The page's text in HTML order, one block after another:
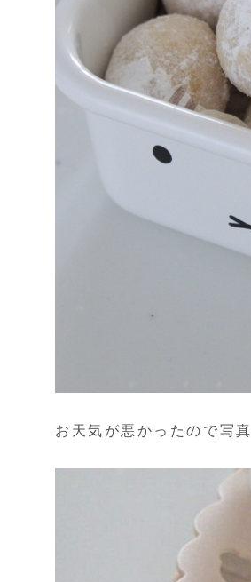
お天気が悪かったので写